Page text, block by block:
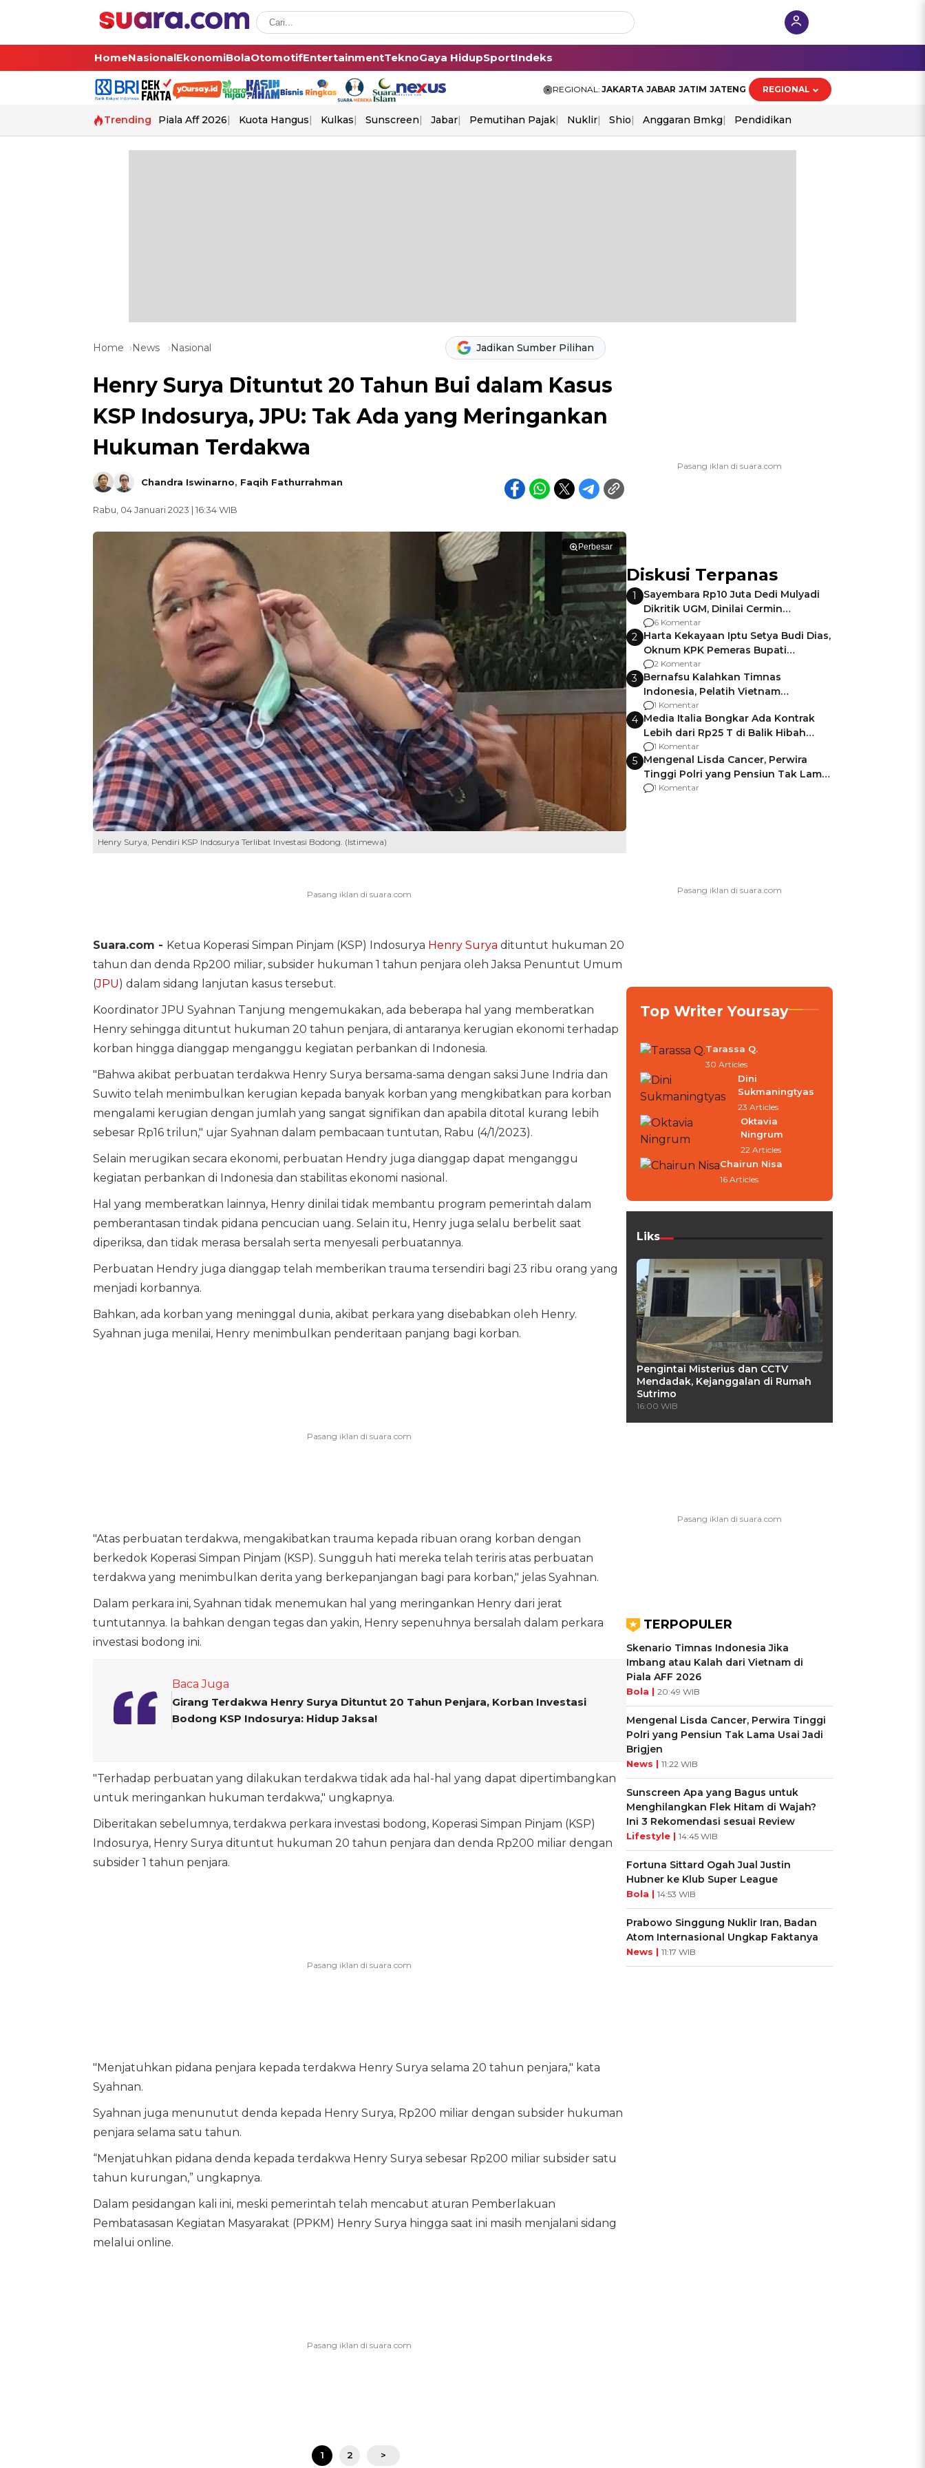
HomeNasionalEkonomiBolaOtomotifEntertainmentTeknoGaya HidupSportIndeks
REGIONAL: JAKARTA JABAR JATIM JATENG REGIONAL
Trending Piala Aff 2026 Kuota Hangus Kulkas Sunscreen Jabar Pemutihan Pajak Nuklir Shio Anggaran Bmkg Pendidikan
Home News Nasional Jadikan Sumber Pilihan
Henry Surya Dituntut 20 Tahun Bui dalam Kasus
KSP Indosurya, JPU: Tak Ada yang Meringankan
Hukuman Terdakwa
Chandra Iswinarno, Faqih Fathurrahman
Rabu, 04 Januari 2023 | 16:34 WIB
Perbesar
Henry Surya, Pendiri KSP Indosurya Terlibat Investasi Bodong. (Istimewa)
Suara.com - Ketua Koperasi Simpan Pinjam (KSP) Indosurya Henry Surya dituntut hukuman 20
tahun dan denda Rp200 miliar, subsider hukuman 1 tahun penjara oleh Jaksa Penuntut Umum
(JPU) dalam sidang lanjutan kasus tersebut.
Koordinator JPU Syahnan Tanjung mengemukakan, ada beberapa hal yang memberatkan
Henry sehingga dituntut hukuman 20 tahun penjara, di antaranya kerugian ekonomi terhadap
korban hingga dianggap menganggu kegiatan perbankan di Indonesia.
"Bahwa akibat perbuatan terdakwa Henry Surya bersama-sama dengan saksi June Indria dan
Suwito telah menimbulkan kerugian kepada banyak korban yang mengkibatkan para korban
mengalami kerugian dengan jumlah yang sangat signifikan dan apabila ditotal kurang lebih
sebesar Rp16 trilun," ujar Syahnan dalam pembacaan tuntutan, Rabu (4/1/2023).
Selain merugikan secara ekonomi, perbuatan Hendry juga dianggap dapat menganggu
kegiatan perbankan di Indonesia dan stabilitas ekonomi nasional.
Hal yang memberatkan lainnya, Henry dinilai tidak membantu program pemerintah dalam
pemberantasan tindak pidana pencucian uang. Selain itu, Henry juga selalu berbelit saat
diperiksa, dan tidak merasa bersalah serta menyesali perbuatannya.
Perbuatan Hendry juga dianggap telah memberikan trauma tersendiri bagi 23 ribu orang yang
menjadi korbannya.
Bahkan, ada korban yang meninggal dunia, akibat perkara yang disebabkan oleh Henry.
Syahnan juga menilai, Henry menimbulkan penderitaan panjang bagi korban.
"Atas perbuatan terdakwa, mengakibatkan trauma kepada ribuan orang korban dengan
berkedok Koperasi Simpan Pinjam (KSP). Sungguh hati mereka telah teriris atas perbuatan
terdakwa yang menimbulkan derita yang berkepanjangan bagi para korban," jelas Syahnan.
Dalam perkara ini, Syahnan tidak menemukan hal yang meringankan Henry dari jerat
tuntutannya. Ia bahkan dengan tegas dan yakin, Henry sepenuhnya bersalah dalam perkara
investasi bodong ini.
Baca Juga
Girang Terdakwa Henry Surya Dituntut 20 Tahun Penjara, Korban Investasi
Bodong KSP Indosurya: Hidup Jaksa!
"Terhadap perbuatan yang dilakukan terdakwa tidak ada hal-hal yang dapat dipertimbangkan
untuk meringankan hukuman terdakwa," ungkapnya.
Diberitakan sebelumnya, terdakwa perkara investasi bodong, Koperasi Simpan Pinjam (KSP)
Indosurya, Henry Surya dituntut hukuman 20 tahun penjara dan denda Rp200 miliar dengan
subsider 1 tahun penjara.
"Menjatuhkan pidana penjara kepada terdakwa Henry Surya selama 20 tahun penjara," kata
Syahnan.
Syahnan juga menunutut denda kepada Henry Surya, Rp200 miliar dengan subsider hukuman
penjara selama satu tahun.
“Menjatuhkan pidana denda kepada terdakwa Henry Surya sebesar Rp200 miliar subsider satu
tahun kurungan,” ungkapnya.
Dalam pesidangan kali ini, meski pemerintah telah mencabut aturan Pemberlakuan
Pembatasasan Kegiatan Masyarakat (PPKM) Henry Surya hingga saat ini masih menjalani sidang
melalui online.
1 2 >
Diskusi Terpanas
1
Sayembara Rp10 Juta Dedi Mulyadi
Dikritik UGM, Dinilai Cermin
Gagalnya Negara Jamin Keamanan
6 Komentar
2 Harta Kekayaan Iptu Setya Budi Dias,
Oknum KPK Pemeras Bupati
Pemalang
2 Komentar
3 Bernafsu Kalahkan Timnas
Indonesia, Pelatih Vietnam
Berencana Pakai Jimat di Pakansari
1 Komentar
4 Media Italia Bongkar Ada Kontrak
Lebih dari Rp25 T di Balik Hibah
Kapal Induk Giuseppe Garibaldi
1 Komentar
5 Mengenal Lisda Cancer, Perwira
Tinggi Polri yang Pensiun Tak Lama
Usai Jadi Brigjen
1 Komentar
Top Writer Yoursay
Tarassa Q.
30 Articles
Dini
Sukmaningtyas
23 Articles
Oktavia
Ningrum
22 Articles
Chairun Nisa
16 Articles
Liks
Pengintai Misterius dan CCTV
Mendadak, Kejanggalan di Rumah
Sutrimo
16:00 WIB
TERPOPULER
Skenario Timnas Indonesia Jika
Imbang atau Kalah dari Vietnam di
Piala AFF 2026
Bola | 20:49 WIB
Mengenal Lisda Cancer, Perwira Tinggi
Polri yang Pensiun Tak Lama Usai Jadi
Brigjen
News | 11:22 WIB
Sunscreen Apa yang Bagus untuk
Menghilangkan Flek Hitam di Wajah?
Ini 3 Rekomendasi sesuai Review
Lifestyle | 14:45 WIB
Fortuna Sittard Ogah Jual Justin
Hubner ke Klub Super League
Bola | 14:53 WIB
Prabowo Singgung Nuklir Iran, Badan
Atom Internasional Ungkap Faktanya
News | 11:17 WIB